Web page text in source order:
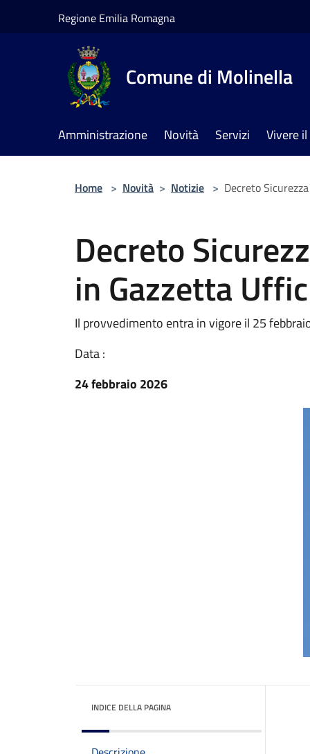
Regione Emilia Romagna
Comune di Molinella
Amministrazione Novità Servizi Vivere
Home > Novità > Notizie > Decreto
Decreto
in Gazzetta
Il provvedimento entra in vigore il 25
Data :
24 febbraio 2026
INDICE DELLA PAGINA